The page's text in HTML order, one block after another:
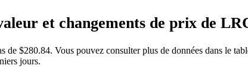
et changements de prix de
$280.84. Vous pouvez consulter plus de données dans le
jours.